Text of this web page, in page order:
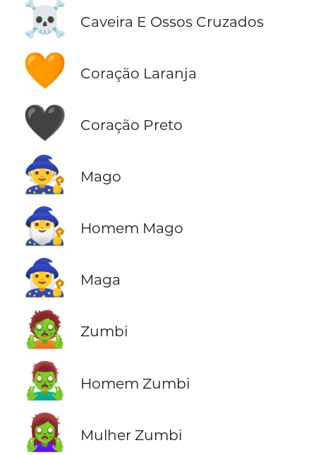
☠️ Caveira E Ossos Cruzados
🧡 Coração Laranja
🖤 Coração Preto
🧙 Mago
🧙‍♂️ Homem Mago
🧙‍♀️ Maga
🧟 Zumbi
🧟‍♂️ Homem Zumbi
🧟‍♀️ Mulher Zumbi